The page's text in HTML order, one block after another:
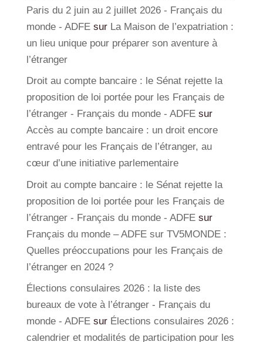
Paris du 2 juin au 2 juillet 2026 - Français du
monde - ADFEsur La Maison de l’expatriation :
un lieu unique pour préparer son aventure à
l’étranger
Droit au compte bancaire : le Sénat rejette la
proposition de loi portée pour les Français de
l’étranger - Français du monde - ADFEsur
Accès au compte bancaire : un droit encore
entravé pour les Français de l’étranger, au
cœur d’une initiative parlementaire
Droit au compte bancaire : le Sénat rejette la
proposition de loi portée pour les Français de
l’étranger - Français du monde - ADFEsur
Français du monde – ADFE sur TV5MONDE :
Quelles préoccupations pour les Français de
l’étranger en 2024 ?
Élections consulaires 2026 : la liste des
bureaux de vote à l’étranger - Français du
monde - ADFEsur Élections consulaires 2026 :
calendrier et modalités de participation pour les